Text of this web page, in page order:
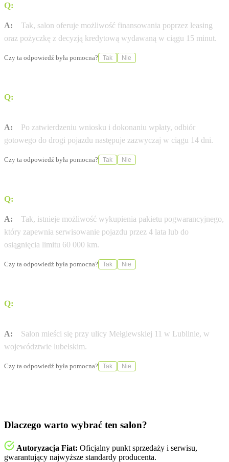
Q:
A:
Tak, salon oferuje możliwość finansowania poprzez leasing
oraz pożyczkę z decyzją kredytową wydawaną w ciągu 15 minut.
Czy ta odpowiedź była pomocna? Tak Nie
Q:
A:
Po zatwierdzeniu wniosku i dokonaniu wpłaty, odbiór
gotowego do drogi pojazdu następuje zazwyczaj w ciągu 14 dni.
Czy ta odpowiedź była pomocna? Tak Nie
Q:
A:
Tak, istnieje możliwość wykupienia pakietu pogwarancyjnego,
który zapewnia serwisowanie pojazdu przez 4 lata lub do
osiągnięcia limitu 60 000 km.
Czy ta odpowiedź była pomocna? Tak Nie
Q:
A:
Salon mieści się przy ulicy Mełgiewskiej 11 w Lublinie, w
województwie lubelskim.
Czy ta odpowiedź była pomocna? Tak Nie
Dlaczego warto wybrać ten salon?
Autoryzacja Fiat: Oficjalny punkt sprzedaży i serwisu,
gwarantujący najwyższe standardy producenta.